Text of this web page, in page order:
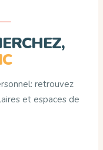
retrouvez
et espaces de